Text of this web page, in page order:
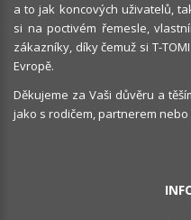
a to jak koncových uživatelů,
si na poctivém řemesle,
zákazníky, díky čemuž si T-
Evropě.
Děkujeme za Vaši důvěru a
jako s rodičem, partnerem